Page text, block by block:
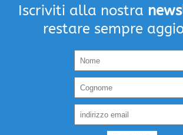
Iscriviti alla nostra
restare sempre